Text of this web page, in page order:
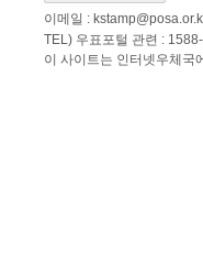
이메일 :
TEL) 우표포털 관련 :
이 사이트는 인터넷우체국